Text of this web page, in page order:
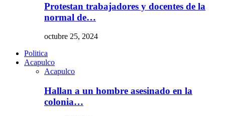
Protestan trabajadores y docentes de la
normal de…
octubre 25, 2024
Politica
Acapulco
Acapulco
Hallan a un hombre asesinado en la
colonia…